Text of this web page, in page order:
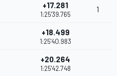
+17.281
1:25'39.765
1
+18.499
1:25'40.983
+20.264
1:25'42.748